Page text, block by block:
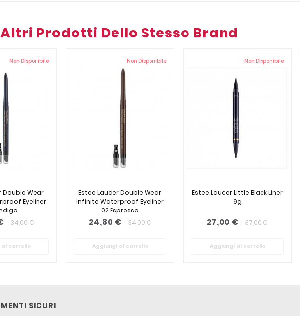
Altri Prodotti Dello Stesso Brand
Non Disponibile
Double Wear
Eyeliner
34,00 €
al carrello
Non Disponibile
Estee Lauder Double Wear
Infinite Waterproof Eyeliner
02 Espresso
24,80 € 34,00 €
Aggiungi al carrello
Non Disponibile
Estee Lauder Little Black Liner
9g
27,00 € 37,00 €
Aggiungi al carrello
SICURI